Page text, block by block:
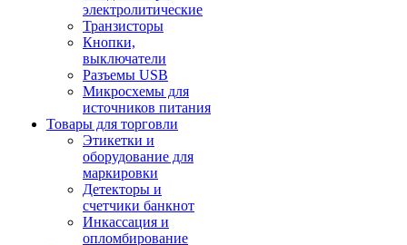
электролитические
Транзисторы
Кнопки,
выключатели
Разъемы USB
Микросхемы для
источников питания
Товары для торговли
Этикетки и
оборудование для
маркировки
Детекторы и
счетчики банкнот
Инкассация и
опломбирование